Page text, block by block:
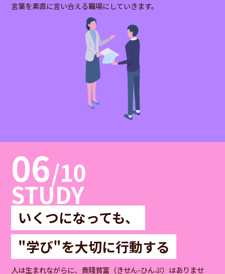
言葉を素直に言い合える職場にしていきます。
06/10
STUDY
いくつになっても、
"学び"を大切に行動する
人は生まれながらに、貴賤貧富（きせん-ひんぷ）はありませ